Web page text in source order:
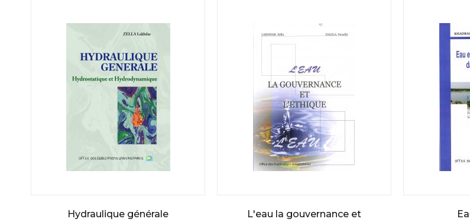
L'eau la gouvernance et
Hydraulique générale